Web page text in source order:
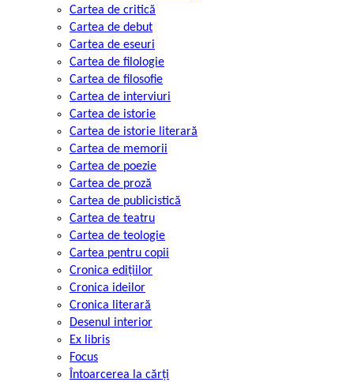
Cartea de critică
Cartea de debut
Cartea de eseuri
Cartea de filologie
Cartea de filosofie
Cartea de interviuri
Cartea de istorie
Cartea de istorie literară
Cartea de memorii
Cartea de poezie
Cartea de proză
Cartea de publicistică
Cartea de teatru
Cartea de teologie
Cartea pentru copii
Cronica edițiilor
Cronica ideilor
Cronica literară
Desenul interior
Ex libris
Focus
Întoarcerea la cărți